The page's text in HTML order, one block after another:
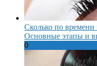
Сколько по времени
Основные этапы и
0